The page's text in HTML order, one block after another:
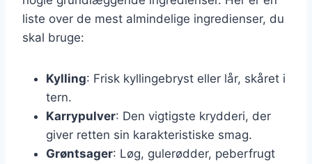
liste over de mest almindelige ingredienser, du
skal bruge:
Kylling: Frisk kyllingebryst eller lår, skåret i
tern.
Karrypulver: Den vigtigste krydderi, der
giver retten sin karakteristiske smag.
Grøntsager: Løg, gulerødder, peberfrugt